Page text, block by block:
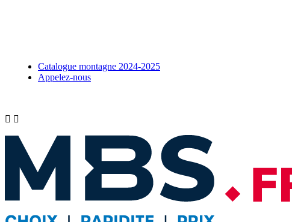
Catalogue montagne 2024-2025
Appelez-nous
 